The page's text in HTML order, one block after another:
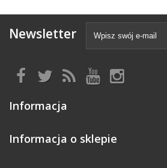
Newsletter
Informacja
Informacja o sklepie